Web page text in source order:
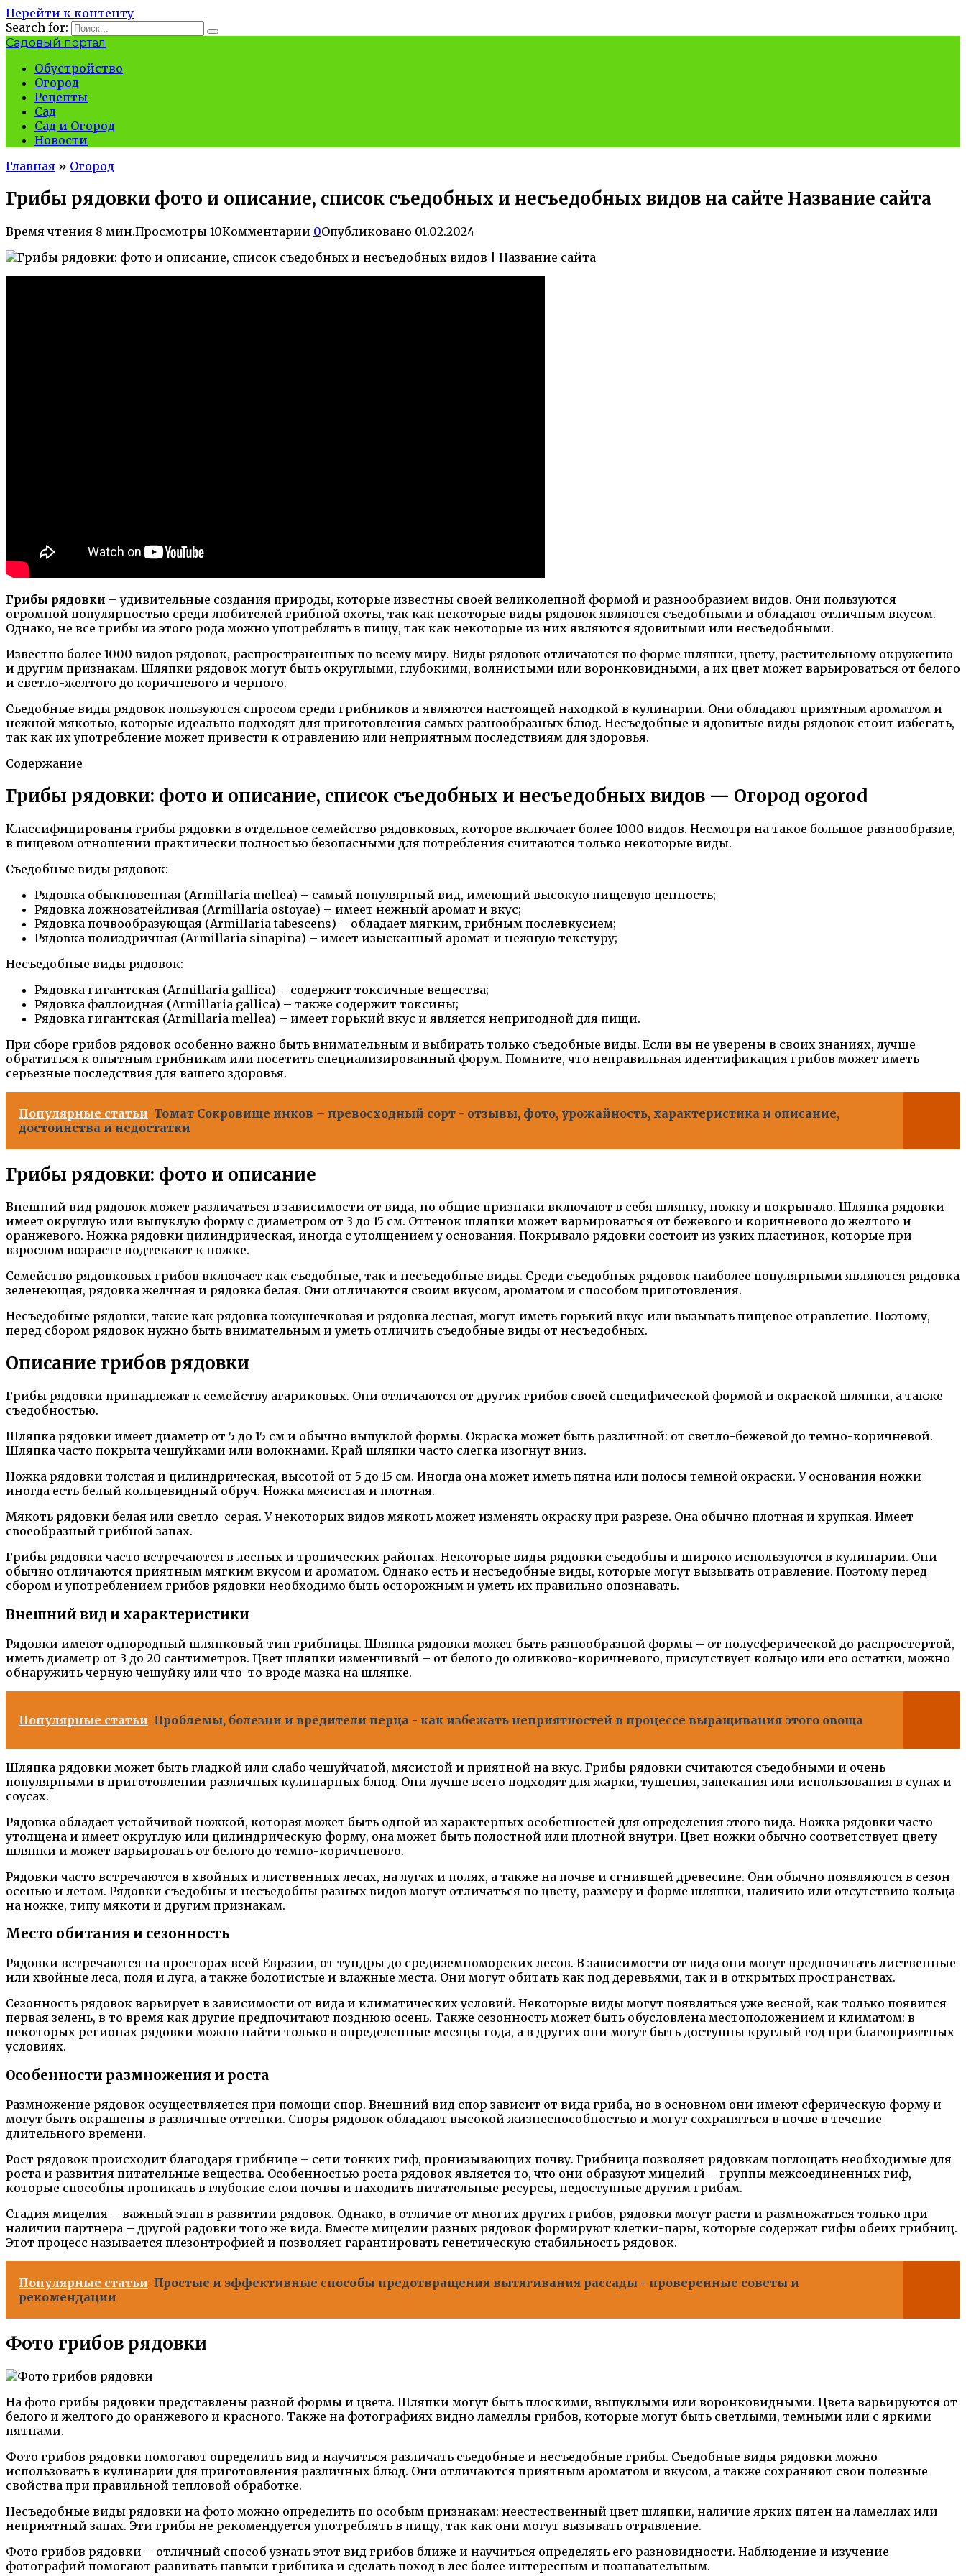
Перейти к контенту
Search for:
Садовый портал
Обустройство
Огород
Рецепты
Сад
Сад и Огород
Новости
Главная » Огород
Грибы рядовки фото и описание, список съедобных и несъедобных видов на сайте Название сайта
Время чтения 8 мин.Просмотры 10Комментарии 0Опубликовано 01.02.2024
Грибы рядовки – удивительные создания природы, которые известны своей великолепной формой и разнообразием видов. Они пользуются
огромной популярностью среди любителей грибной охоты, так как некоторые виды рядовок являются съедобными и обладают отличным вкусом.
Однако, не все грибы из этого рода можно употреблять в пищу, так как некоторые из них являются ядовитыми или несъедобными.
Известно более 1000 видов рядовок, распространенных по всему миру. Виды рядовок отличаются по форме шляпки, цвету, растительному окружению
и другим признакам. Шляпки рядовок могут быть округлыми, глубокими, волнистыми или воронковидными, а их цвет может варьироваться от белого
и светло-желтого до коричневого и черного.
Съедобные виды рядовок пользуются спросом среди грибников и являются настоящей находкой в кулинарии. Они обладают приятным ароматом и
нежной мякотью, которые идеально подходят для приготовления самых разнообразных блюд. Несъедобные и ядовитые виды рядовок стоит избегать,
так как их употребление может привести к отравлению или неприятным последствиям для здоровья.
Содержание
Грибы рядовки: фото и описание, список съедобных и несъедобных видов — Огород ogorod
Классифицированы грибы рядовки в отдельное семейство рядовковых, которое включает более 1000 видов. Несмотря на такое большое разнообразие,
в пищевом отношении практически полностью безопасными для потребления считаются только некоторые виды.
Съедобные виды рядовок:
Рядовка обыкновенная (Armillaria mellea) – самый популярный вид, имеющий высокую пищевую ценность;
Рядовка ложнозатейливая (Armillaria ostoyae) – имеет нежный аромат и вкус;
Рядовка почвообразующая (Armillaria tabescens) – обладает мягким, грибным послевкусием;
Рядовка полиэдричная (Armillaria sinapina) – имеет изысканный аромат и нежную текстуру;
Несъедобные виды рядовок:
Рядовка гигантская (Armillaria gallica) – содержит токсичные вещества;
Рядовка фаллоидная (Armillaria gallica) – также содержит токсины;
Рядовка гигантская (Armillaria mellea) – имеет горький вкус и является непригодной для пищи.
При сборе грибов рядовок особенно важно быть внимательным и выбирать только съедобные виды. Если вы не уверены в своих знаниях, лучше
обратиться к опытным грибникам или посетить специализированный форум. Помните, что неправильная идентификация грибов может иметь
серьезные последствия для вашего здоровья.
Популярные статьи Томат Сокровище инков – превосходный сорт - отзывы, фото, урожайность, характеристика и описание,
достоинства и недостатки
Грибы рядовки: фото и описание
Внешний вид рядовок может различаться в зависимости от вида, но общие признаки включают в себя шляпку, ножку и покрывало. Шляпка рядовки
имеет округлую или выпуклую форму с диаметром от 3 до 15 см. Оттенок шляпки может варьироваться от бежевого и коричневого до желтого и
оранжевого. Ножка рядовки цилиндрическая, иногда с утолщением у основания. Покрывало рядовки состоит из узких пластинок, которые при
взрослом возрасте подтекают к ножке.
Семейство рядовковых грибов включает как съедобные, так и несъедобные виды. Среди съедобных рядовок наиболее популярными являются рядовка
зеленеющая, рядовка желчная и рядовка белая. Они отличаются своим вкусом, ароматом и способом приготовления.
Несъедобные рядовки, такие как рядовка кожушечковая и рядовка лесная, могут иметь горький вкус или вызывать пищевое отравление. Поэтому,
перед сбором рядовок нужно быть внимательным и уметь отличить съедобные виды от несъедобных.
Описание грибов рядовки
Грибы рядовки принадлежат к семейству агариковых. Они отличаются от других грибов своей специфической формой и окраской шляпки, а также
съедобностью.
Шляпка рядовки имеет диаметр от 5 до 15 см и обычно выпуклой формы. Окраска может быть различной: от светло-бежевой до темно-коричневой.
Шляпка часто покрыта чешуйками или волокнами. Край шляпки часто слегка изогнут вниз.
Ножка рядовки толстая и цилиндрическая, высотой от 5 до 15 см. Иногда она может иметь пятна или полосы темной окраски. У основания ножки
иногда есть белый кольцевидный обруч. Ножка мясистая и плотная.
Мякоть рядовки белая или светло-серая. У некоторых видов мякоть может изменять окраску при разрезе. Она обычно плотная и хрупкая. Имеет
своеобразный грибной запах.
Грибы рядовки часто встречаются в лесных и тропических районах. Некоторые виды рядовки съедобны и широко используются в кулинарии. Они
обычно отличаются приятным мягким вкусом и ароматом. Однако есть и несъедобные виды, которые могут вызывать отравление. Поэтому перед
сбором и употреблением грибов рядовки необходимо быть осторожным и уметь их правильно опознавать.
Внешний вид и характеристики
Рядовки имеют однородный шляпковый тип грибницы. Шляпка рядовки может быть разнообразной формы – от полусферической до распростертой,
иметь диаметр от 3 до 20 сантиметров. Цвет шляпки изменчивый – от белого до оливково-коричневого, присутствует кольцо или его остатки, можно
обнаружить черную чешуйку или что-то вроде мазка на шляпке.
Популярные статьи Проблемы, болезни и вредители перца - как избежать неприятностей в процессе выращивания этого овоща
Шляпка рядовки может быть гладкой или слабо чешуйчатой, мясистой и приятной на вкус. Грибы рядовки считаются съедобными и очень
популярными в приготовлении различных кулинарных блюд. Они лучше всего подходят для жарки, тушения, запекания или использования в супах и
соусах.
Рядовка обладает устойчивой ножкой, которая может быть одной из характерных особенностей для определения этого вида. Ножка рядовки часто
утолщена и имеет округлую или цилиндрическую форму, она может быть полостной или плотной внутри. Цвет ножки обычно соответствует цвету
шляпки и может варьировать от белого до темно-коричневого.
Рядовки часто встречаются в хвойных и лиственных лесах, на лугах и полях, а также на почве и сгнившей древесине. Они обычно появляются в сезон
осенью и летом. Рядовки съедобны и несъедобны разных видов могут отличаться по цвету, размеру и форме шляпки, наличию или отсутствию кольца
на ножке, типу мякоти и другим признакам.
Место обитания и сезонность
Рядовки встречаются на просторах всей Евразии, от тундры до средиземноморских лесов. В зависимости от вида они могут предпочитать лиственные
или хвойные леса, поля и луга, а также болотистые и влажные места. Они могут обитать как под деревьями, так и в открытых пространствах.
Сезонность рядовок варьирует в зависимости от вида и климатических условий. Некоторые виды могут появляться уже весной, как только появится
первая зелень, в то время как другие предпочитают позднюю осень. Также сезонность может быть обусловлена местоположением и климатом: в
некоторых регионах рядовки можно найти только в определенные месяцы года, а в других они могут быть доступны круглый год при благоприятных
условиях.
Особенности размножения и роста
Размножение рядовок осуществляется при помощи спор. Внешний вид спор зависит от вида гриба, но в основном они имеют сферическую форму и
могут быть окрашены в различные оттенки. Споры рядовок обладают высокой жизнеспособностью и могут сохраняться в почве в течение
длительного времени.
Рост рядовок происходит благодаря грибнице – сети тонких гиф, пронизывающих почву. Грибница позволяет рядовкам поглощать необходимые для
роста и развития питательные вещества. Особенностью роста рядовок является то, что они образуют мицелий – группы межсоединенных гиф,
которые способны проникать в глубокие слои почвы и находить питательные ресурсы, недоступные другим грибам.
Стадия мицелия – важный этап в развитии рядовок. Однако, в отличие от многих других грибов, рядовки могут расти и размножаться только при
наличии партнера – другой радовки того же вида. Вместе мицелии разных рядовок формируют клетки-пары, которые содержат гифы обеих грибниц.
Этот процесс называется плезонтрофией и позволяет гарантировать генетическую стабильность рядовок.
Популярные статьи Простые и эффективные способы предотвращения вытягивания рассады - проверенные советы и
рекомендации
Фото грибов рядовки
На фото грибы рядовки представлены разной формы и цвета. Шляпки могут быть плоскими, выпуклыми или воронковидными. Цвета варьируются от
белого и желтого до оранжевого и красного. Также на фотографиях видно ламеллы грибов, которые могут быть светлыми, темными или с яркими
пятнами.
Фото грибов рядовки помогают определить вид и научиться различать съедобные и несъедобные грибы. Съедобные виды рядовки можно
использовать в кулинарии для приготовления различных блюд. Они отличаются приятным ароматом и вкусом, а также сохраняют свои полезные
свойства при правильной тепловой обработке.
Несъедобные виды рядовки на фото можно определить по особым признакам: неестественный цвет шляпки, наличие ярких пятен на ламеллах или
неприятный запах. Эти грибы не рекомендуется употреблять в пищу, так как они могут вызывать отравление.
Фото грибов рядовки – отличный способ узнать этот вид грибов ближе и научиться определять его разновидности. Наблюдение и изучение
фотографий помогают развивать навыки грибника и сделать поход в лес более интересным и познавательным.